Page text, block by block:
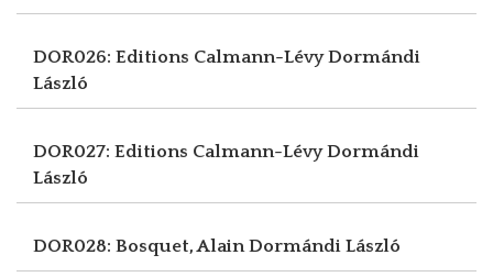
DOR026: Editions Calmann-LévyDormándi
László
DOR027: Editions Calmann-LévyDormándi
László
DOR028: Bosquet, AlainDormándi László